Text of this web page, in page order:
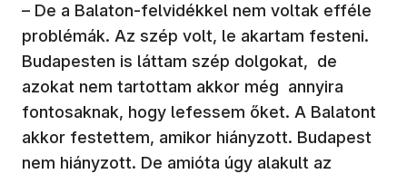
– De a Balaton-felvidékkel nem voltak efféle
problémák. Az szép volt, le akartam festeni.
Budapesten is láttam szép dolgokat, de
azokat nem tartottam akkor még annyira
fontosaknak, hogy lefessem őket. A Balatont
akkor festettem, amikor hiányzott. Budapest
nem hiányzott. De amióta úgy alakult az